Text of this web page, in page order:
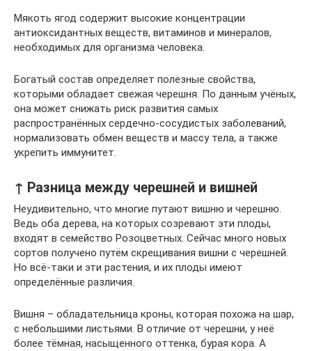
Мякоть ягод содержит высокие концентрации
антиоксидантных веществ, витаминов и минералов,
необходимых для организма человека.
Богатый состав определяет полезные свойства,
которыми обладает свежая черешня. По данным учёных,
она может снижать риск развития самых
распространённых сердечно-сосудистых заболеваний,
нормализовать обмен веществ и массу тела, а также
укрепить иммунитет.
↑ Разница между черешней и вишней
Неудивительно, что многие путают вишню и черешню.
Ведь оба дерева, на которых созревают эти плоды,
входят в семейство Розоцветных. Сейчас много новых
сортов получено путём скрещивания вишни с черешней.
Но всё-таки и эти растения, и их плоды имеют
определённые различия.
Вишня – обладательница кроны, которая похожа на шар,
с небольшими листьями. В отличие от черешни, у неё
более тёмная, насыщенного оттенка, бурая кора. А